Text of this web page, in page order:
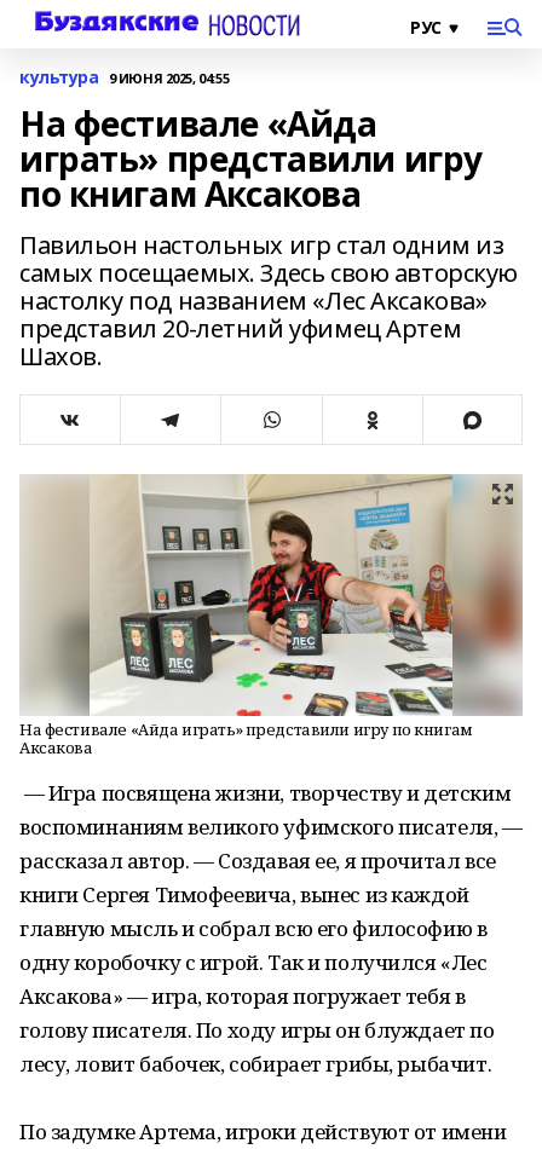
культура 9 ИЮНЯ 2025, 04:55
На фестивале «Айда
играть» представили игру
по книгам Аксакова
Павильон настольных игр стал одним из
самых посещаемых. Здесь свою авторскую
настолку под названием «Лес Аксакова»
представил 20-летний уфимец Артем
Шахов.
На фестивале «Айда играть» представили игру по книгам
Аксакова
— Игра посвящена жизни, творчеству и детским
воспоминаниям великого уфимского писателя, —
рассказал автор. — Создавая ее, я прочитал все
книги Сергея Тимофеевича, вынес из каждой
главную мысль и собрал всю его философию в
одну коробочку с игрой. Так и получился «Лес
Аксакова» — игра, которая погружает тебя в
голову писателя. По ходу игры он блуждает по
лесу, ловит бабочек, собирает грибы, рыбачит.
По задумке Артема, игроки действуют от имени